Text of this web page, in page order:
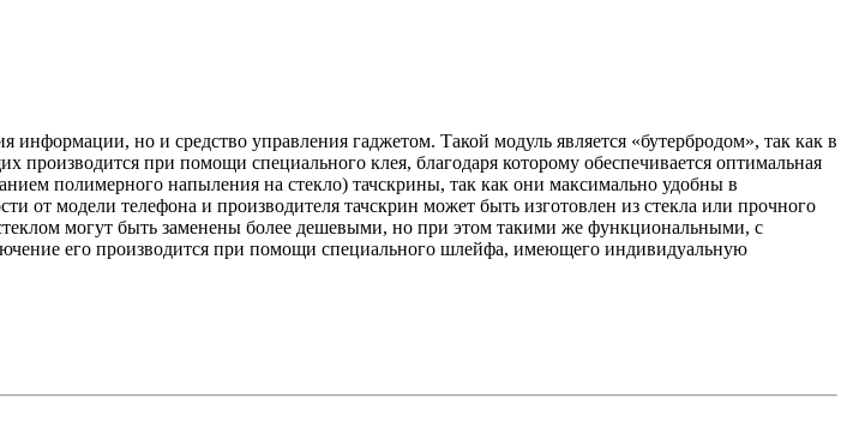
но и средство управления гаджетом. Такой модуль является «бутербродом», так как в
производится при помощи специального клея, благодаря которому обеспечивается оптимальная
полимерного напыления на стекло) тачскрины, так как они максимально удобны в
от модели телефона и производителя тачскрин может быть изготовлен из стекла или прочного
могут быть заменены более дешевыми, но при этом такими же функциональными, с
его производится при помощи специального шлейфа, имеющего индивидуальную